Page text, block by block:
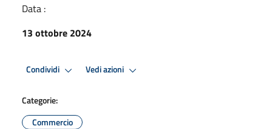
Data :
13 ottobre 2024
Condividi Vedi azioni
Categorie:
Commercio